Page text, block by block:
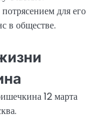
для его
в обществе.
12 марта